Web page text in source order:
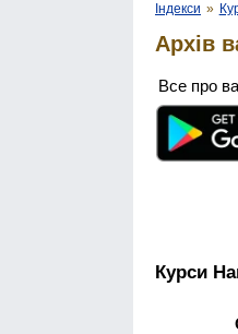
Індекси »
Архів
Все про
Курси